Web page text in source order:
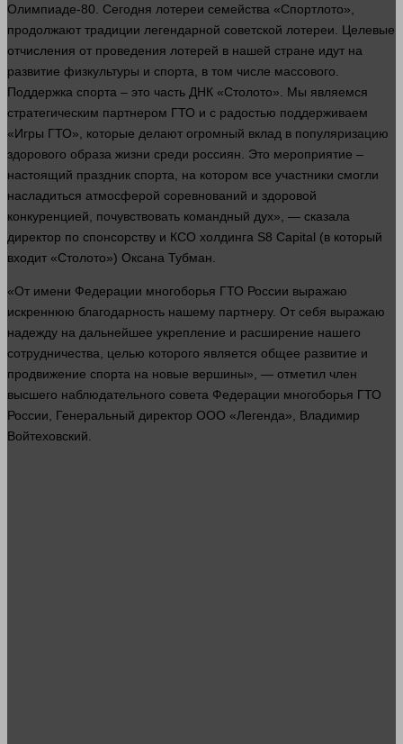
Олимпиаде-80. Сегодня лотереи семейства «Спортлото»,
продолжают традиции легендарной советской лотереи. Целевые
отчисления от проведения лотерей в нашей стране идут на
развитие физкультуры и спорта, в том числе массового.
Поддержка спорта – это часть ДНК «Столото». Мы являемся
стратегическим партнером ГТО и с радостью поддерживаем
«Игры ГТО», которые делают огромный вклад в популяризацию
здорового образа жизни среди россиян. Это мероприятие –
настоящий праздник спорта, на котором все участники смогли
насладиться атмосферой соревнований и здоровой
конкуренцией, почувствовать командный дух», — сказала
директор по спонсорству и КСО холдинга S8 Capital (в который
входит «Столото») Оксана Тубман.
«От имени Федерации многоборья ГТО России выражаю
искреннюю благодарность нашему партнеру. От себя выражаю
надежду на дальнейшее укрепление и расширение нашего
сотрудничества, целью которого является общее развитие и
продвижение спорта на новые вершины», — отметил член
высшего наблюдательного совета Федерации многоборья ГТО
России, Генеральный директор ООО «Легенда», Владимир
Войтеховский.